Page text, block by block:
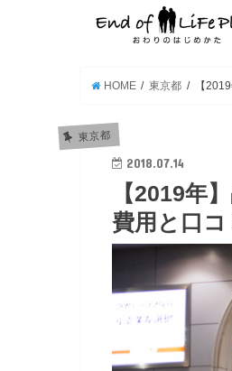
HOME 東京都 【
東京都
2018.07.14
【2019年
費用と口